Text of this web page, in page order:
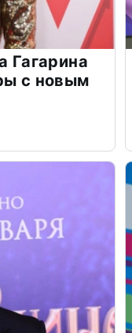
Гагарина
с новым